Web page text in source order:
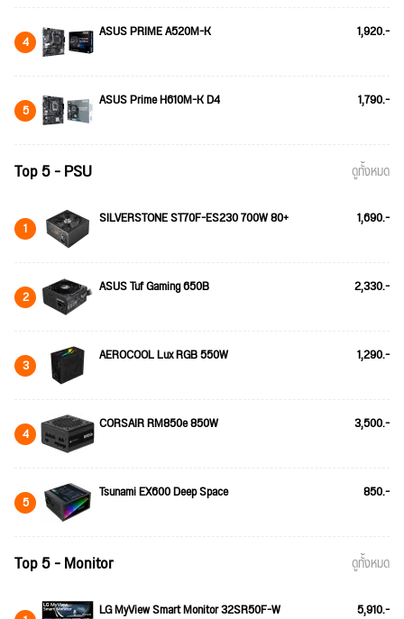
4 ASUS PRIME A520M-K 1,920.-
5 ASUS Prime H610M-K D4 1,790.-
Top 5 - PSU ดูทั้งหมด
1 SILVERSTONE ST70F-ES230 700W 80+ 1,690.-
2 ASUS Tuf Gaming 650B 2,330.-
3 AEROCOOL Lux RGB 550W 1,290.-
4 CORSAIR RM850e 850W 3,500.-
5 Tsunami EX600 Deep Space 850.-
Top 5 - Monitor ดูทั้งหมด
LG MyView Smart Monitor 32SR50F-W 5,910.-